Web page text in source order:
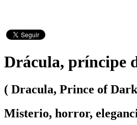
Drácula, príncipe
( Dracula, Prince of
Misterio, horror,